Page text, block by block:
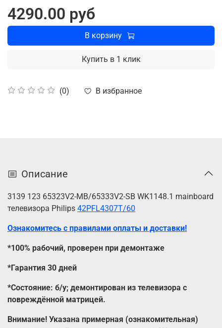
(0) В избранное
4290.00 руб
В корзину
Купить в 1 клик
Описание
3139 123 65323V2-MB/65333V2-SB WK1148.1 mainboard
телевизора Philips 42PFL4307T/60
Ознакомитесь с правилами оплаты и доставки!
*100% рабочий, проверен при демонтаже
*Гарантия 30 дней
*Состояние: б/у; демонтирован из телевизора с
повреждённой матрицей.
Внимание! Указана примерная (ознакомительная)